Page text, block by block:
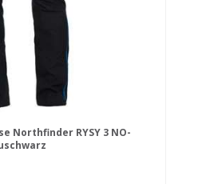
Northfinder RYSY 3 NO-